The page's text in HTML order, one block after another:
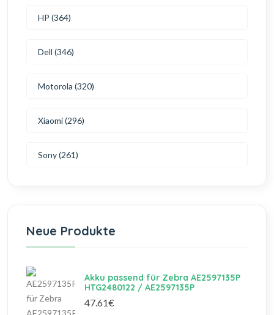
HP (364)
Dell (346)
Motorola (320)
Xiaomi (296)
Sony (261)
Neue Produkte
Akku passend für Zebra AE2597135P
HTG2480122 / AE2597135P
47.61€